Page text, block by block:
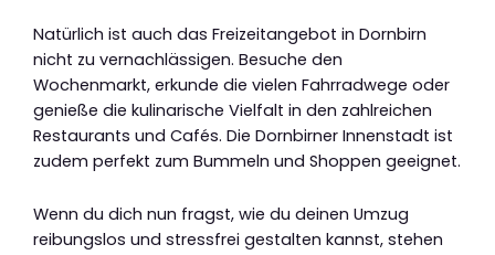
Natürlich ist auch das Freizeitangebot in Dornbirn
nicht zu vernachlässigen. Besuche den
Wochenmarkt, erkunde die vielen Fahrradwege oder
genieße die kulinarische Vielfalt in den zahlreichen
Restaurants und Cafés. Die Dornbirner Innenstadt ist
zudem perfekt zum Bummeln und Shoppen geeignet.
Wenn du dich nun fragst, wie du deinen Umzug
reibungslos und stressfrei gestalten kannst, stehen